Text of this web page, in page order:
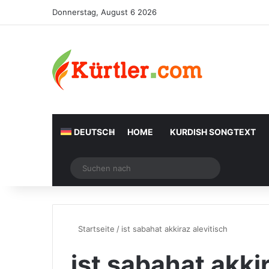
Donnerstag, August 6 2026
DEUTSCH HOME KURDISH SONGTEXT
Zufälliger Artikel
nach
Startseite / ist sabahat akkiraz alevitisch